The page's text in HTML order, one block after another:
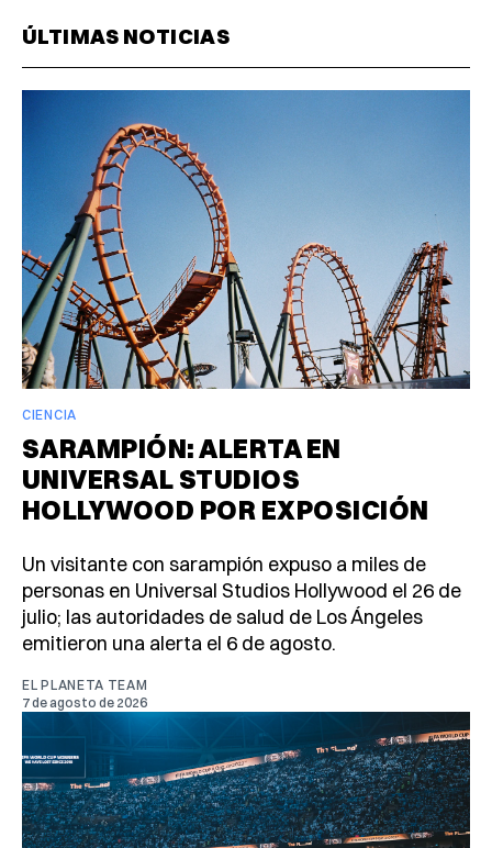
ÚLTIMAS NOTICIAS
CIENCIA
SARAMPIÓN: ALERTA EN
UNIVERSAL STUDIOS
HOLLYWOOD POR EXPOSICIÓN
Un visitante con sarampión expuso a miles de
personas en Universal Studios Hollywood el 26 de
julio; las autoridades de salud de Los Ángeles
emitieron una alerta el 6 de agosto.
EL PLANETA TEAM
7 de agosto de 2026